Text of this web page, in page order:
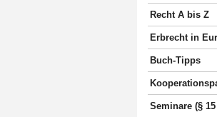
Recht A bis Z
Erbrecht in
Buch-Tipps
Seminare (§ 15